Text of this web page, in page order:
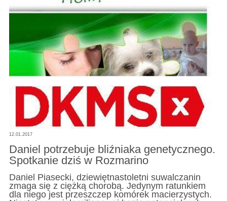
12.01.2017
Daniel potrzebuje bliźniaka genetycznego.
Spotkanie dziś w Rozmarino
Daniel Piasecki, dziewiętnastoletni suwalczanin
zmaga się z ciężką chorobą. Jedynym ratunkiem
dla niego jest przeszczep komórek macierzystych.